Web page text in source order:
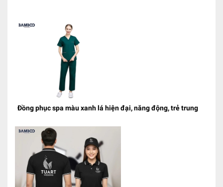
Đồng phục spa màu xanh lá hiện đại, năng động, trẻ trung